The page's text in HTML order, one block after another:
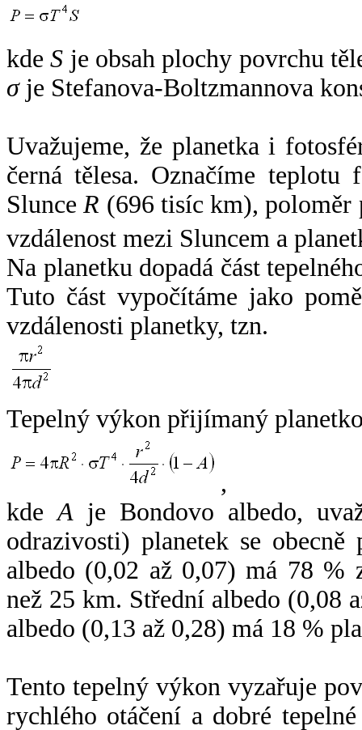
kdeS je obsah plochy povrchu
σje Stefanova-Boltzmannova
Uvažujeme, že planetka i
černá tělesa. Označíme
SlunceR (696 tisíc km),
vzdálenost mezi Sluncem a
Na planetku dopadá část
Tuto část vypočítáme jako
vzdálenosti planetky, tzn.
Tepelný výkon přijímaný
,
kdeA je Bondovo albedo,
odrazivosti) planetek se
albedo (0,02 až 0,07) má 78 %
než 25 km. Střední albedo (0,08
albedo (0,13 až 0,28) má 18 %
Tento tepelný výkon vyzařuje
rychlého otáčení a dobré